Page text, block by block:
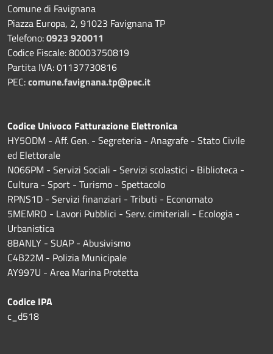
Comune di Favignana
Piazza Europa, 2, 91023 Favignana TP
Telefono:0923 920011
Codice Fiscale: 80003750819
Partita IVA: 01137730816
PEC:comune.favignana.tp@pec.it
Codice Univoco Fatturazione Elettronica
HY5ODM - Aff. Gen. - Segreteria - Anagrafe - Stato Civile
ed Elettorale
N066PM - Servizi Sociali - Servizi scolastici - Biblioteca -
Cultura - Sport - Turismo - Spettacolo
RPNS1D - Servizi finanziari - Tributi - Economato
5MEMRO - Lavori Pubblici - Serv. cimiteriali - Ecologia -
Urbanistica
8BANLY - SUAP - Abusivismo
C4B22M - Polizia Municipale
AY997U - Area Marina Protetta
Codice IPA
c_d518